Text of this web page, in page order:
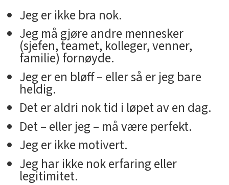
Jeg er ikke bra nok.
Jeg må gjøre andre mennesker
(sjefen, teamet, kolleger, venner,
familie) fornøyde.
Jeg er en bløff – eller så er jeg bare
heldig.
Det er aldri nok tid i løpet av en dag.
Det – eller jeg – må være perfekt.
Jeg er ikke motivert.
Jeg har ikke nok erfaring eller
legitimitet.